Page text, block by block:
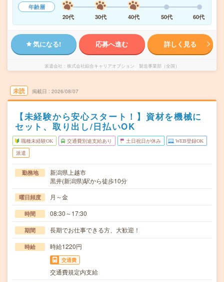
年齢層
20代
30代 40代 50代 60代
気になる! 応募へ進む 詳しく見る
派遣会社 株式会社綜合キャリアオプション 製造事業部（全国）
未読 掲載日 2026/08/07
【未経験から安心スタート！】資材を機械に
セット、取り出し/日払いOK
職種未経験OK 交通費別途支給あり 土日祝日が休み WEB登録OK
派遣
勤務地
新潟県上越市
黒井(新潟県)駅から徒歩10分
曜日頻度 月～金
時間 08:30～17:30
期間 長期でお仕事できる方、大歓迎！
時給 時給1220円
交通費
交通費規定内支給